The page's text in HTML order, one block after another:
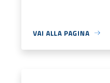
VAI ALLA PAGINA